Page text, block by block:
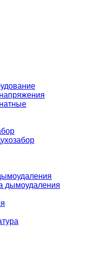
дымоудаления